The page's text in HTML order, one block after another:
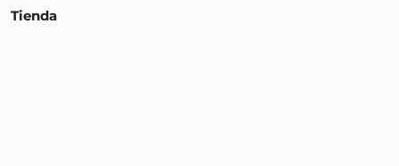
Tienda